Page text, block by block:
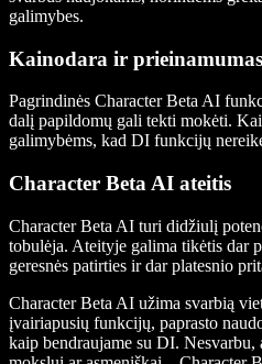
galimybes.
Kainodara ir prieinamumas
Pagrindinės Character Beta AI
dalį papildomų gali tekti mokėti.
galimybėms, kad DI funkcijų
Character Beta AI ateitis
Character Beta AI turi didžiulį
tobulėja. Ateityje galima tikėtis dar
geresnės patirties ir dar platesnio
Character Beta AI užima svarbią
įvairiapusių funkcijų, paprasto
kaip bendraujame su DI. Nesvarbu,